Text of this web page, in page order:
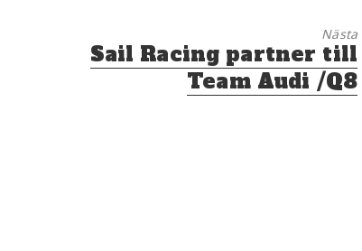
Nästa
Nästa
inlägg:
Sail Racing partner till
Team Audi /Q8